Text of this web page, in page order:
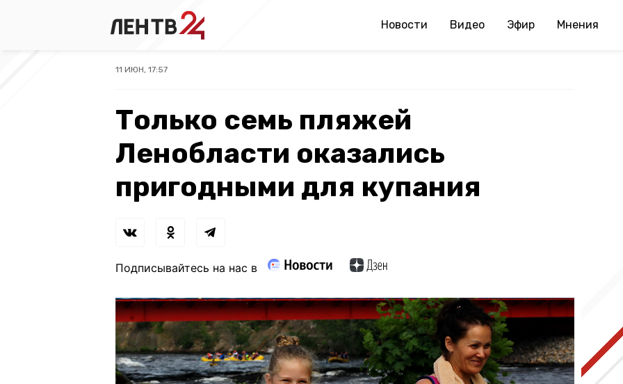
Новости Видео Эфир Мнения
11 ИЮН, 17:57
Только семь пляжей
Ленобласти оказались
пригодными для купания
Подписывайтесь на нас в